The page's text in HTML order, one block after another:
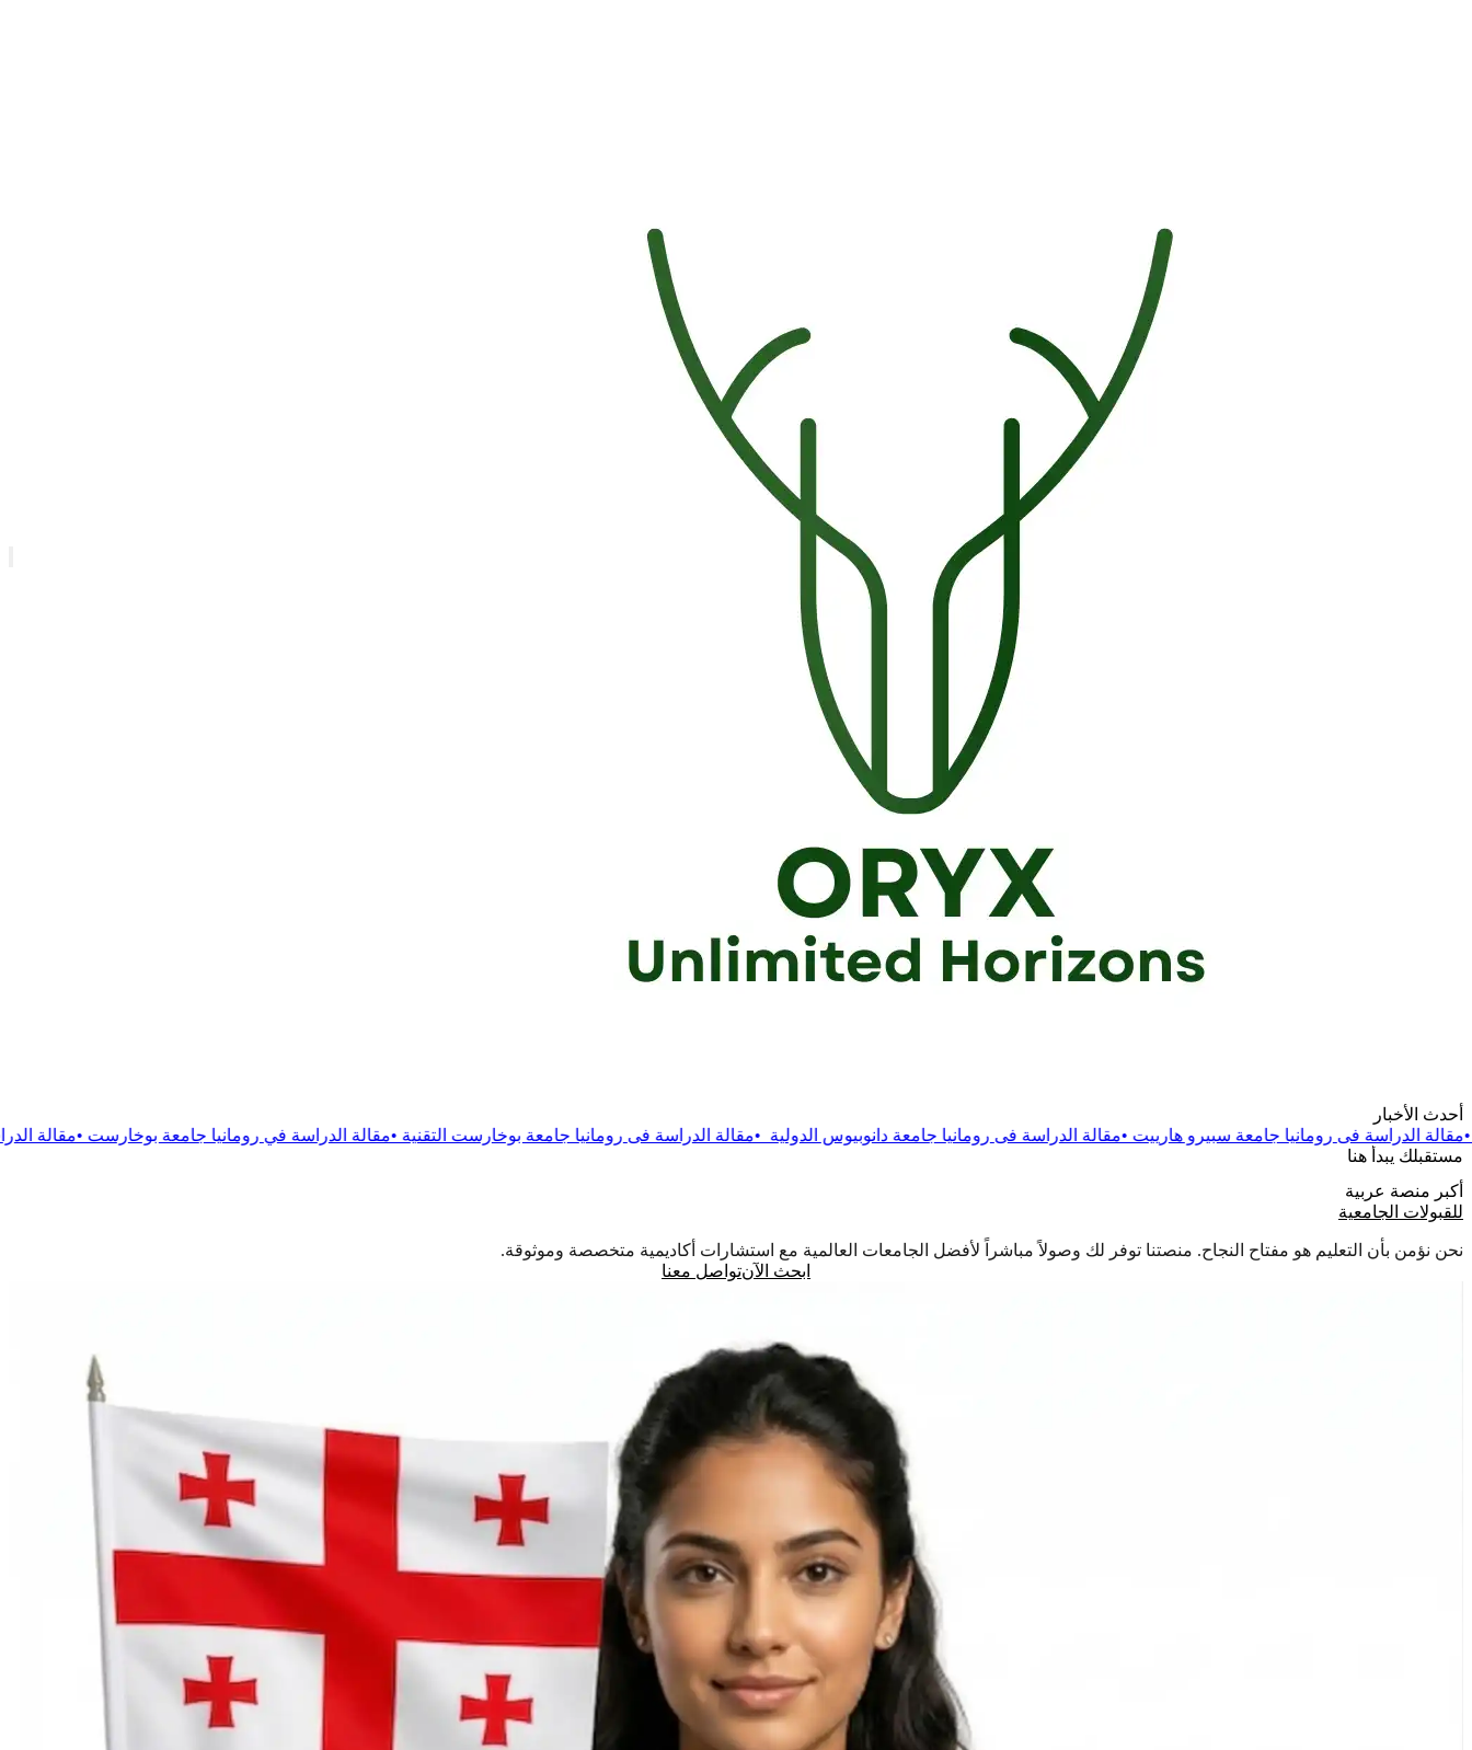
أحدث الأخبار
رومانيا جامعة سبيرو هارييت •مقالة الدراسة فى رومانيا جامعة دانوبيوس الدولية •مقالة الدراسة فى رومانيا جامعة بوخارست التقنية •مقالة الدراسة في رومانيا جامعة بوخارست •مقالة الدراسة فى رومانيا
مستقبلك يبدأ هنا
أكبر منصة عربية
للقبولات الجامعية
نحن نؤمن بأن التعليم هو مفتاح النجاح. منصتنا توفر لك وصولاً مباشراً لأفضل الجامعات العالمية مع استشارات أكاديمية متخصصة وموثوقة.
ابحث الآنتواصل معنا